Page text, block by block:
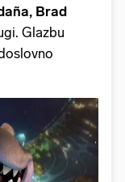
Brad
Glazbu